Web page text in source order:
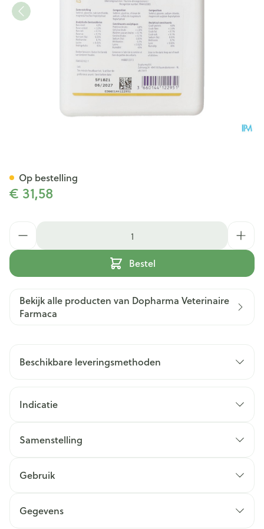
€ 31,58
Bestel
Op bestelling
Bekijk alle producten van Dopharma Veterinaire
Farmaca
Beschikbare leveringsmethoden
Indicatie
Samenstelling
Gebruik
Gegevens